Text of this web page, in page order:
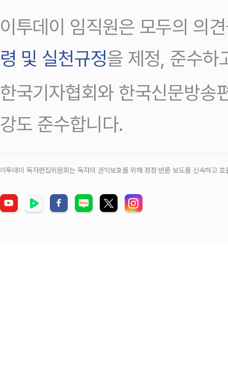
이투데이 임직원은 모두의 의
령 및 실천규정을 제정, 준수하
한국기자협회와 한국신문방송
강도 준수합니다.
이투데이 독자편집위원회는 독자의 권익보호를 위해 정정‧반론 보도를 신속하고